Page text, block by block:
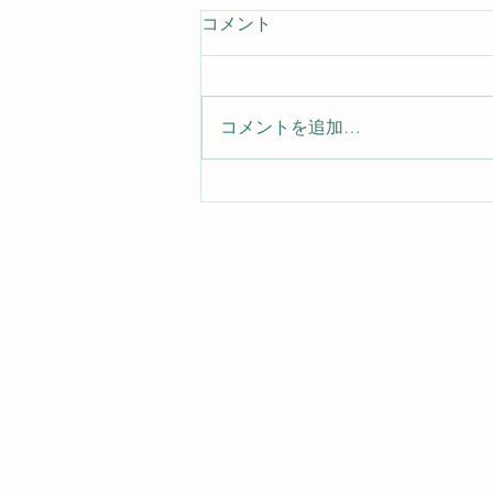
なが〜い巻き物🌀
コメント
コメントを追加…